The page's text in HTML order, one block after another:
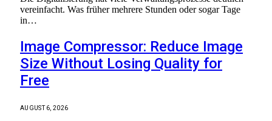
vereinfacht. Was früher mehrere Stunden oder sogar Tage
in…
Image Compressor: Reduce Image
Size Without Losing Quality for
Free
AUGUST 6, 2026